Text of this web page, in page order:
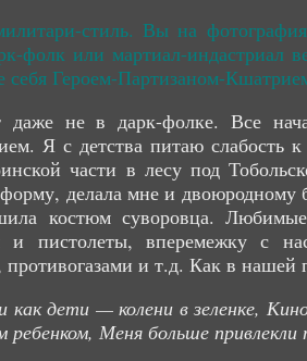
стиль. Вы на
или мартиал-индастриал
себя Героем-Партизаном-
даже не в дарк-фолке. Все
Я с детства питаю
части в лесу под
делала мне и двоюродному
костюм суворовца.
и пистолеты, вперемежку с
противогазами и т.д. Как в нашей
как дети — колени в зеленке,
Меня больше привлекли